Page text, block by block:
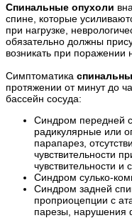
Спинальные опухоли
спине, которые
при нагрузке,
обязательно должны
возникать при поражении
Симптоматика
протяжении от минут до
бассейн сосуда:
Синдром передней
радикулярные или
парапарез,
чувствительности
чувствительности и
Синдром сулько-
Синдром задней
проприоцепции с
парезы, нарушения